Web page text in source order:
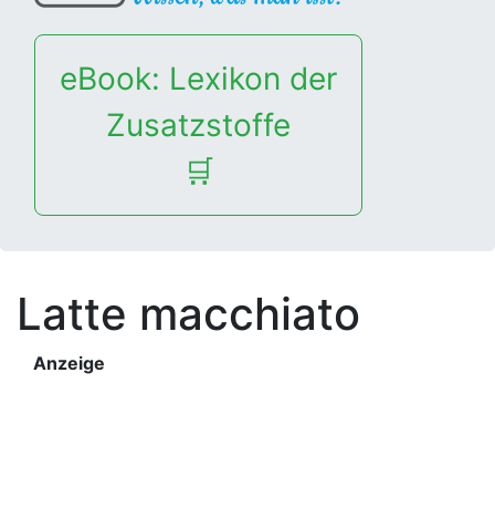
eBook: Lexikon der
Zusatzstoffe
🛒
Latte macchiato
Anzeige